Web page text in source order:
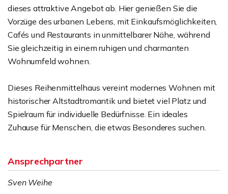
dieses attraktive Angebot ab. Hier genießen Sie die
Vorzüge des urbanen Lebens, mit Einkaufsmöglichkeiten,
Cafés und Restaurants in unmittelbarer Nähe, während
Sie gleichzeitig in einem ruhigen und charmanten
Wohnumfeld wohnen.
Dieses Reihenmittelhaus vereint modernes Wohnen mit
historischer Altstadtromantik und bietet viel Platz und
Spielraum für individuelle Bedürfnisse. Ein ideales
Zuhause für Menschen, die etwas Besonderes suchen.
Ansprechpartner
Sven Weihe